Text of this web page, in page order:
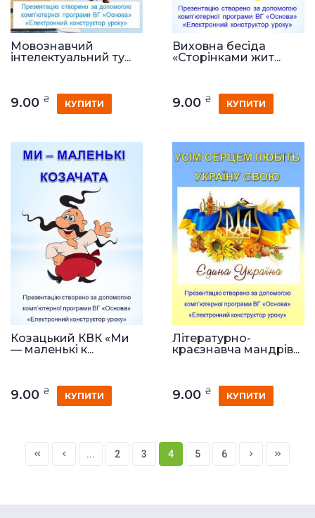
Мовознавчий
інтелектуальний ту...
9.00 ₴ КУПИТИ
Виховна бесіда
«Сторінками жит...
9.00 ₴ КУПИТИ
Козацький КВК «Ми
— маленькі к...
9.00 ₴ КУПИТИ
Літературно-
краєзнавча мандрів...
9.00 ₴ КУПИТИ
... 2 3 4 5 6